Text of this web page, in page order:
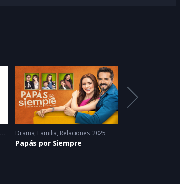
Romance 2022
Drama, Familia, Relaciones 2025
Papás por Siempre